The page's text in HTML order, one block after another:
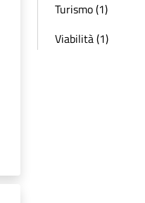
Turismo (1)
Viabilità (1)